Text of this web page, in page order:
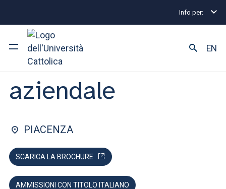
Info per:
Ateneo
Ricerca
Facoltà e campus
EN
Economia
FACOLTÀ DI: ECONOMIA E GIURISPRUDENZA
Economia
aziendale
PIACENZA
SCARICA LA BROCHURE
AMMISSIONI CON TITOLO ITALIANO